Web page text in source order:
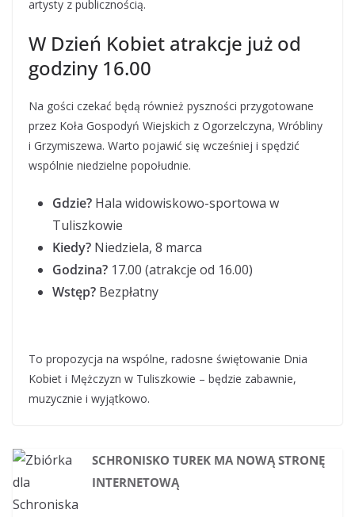
artysty z publicznością.
W Dzień Kobiet atrakcje już od
godziny 16.00
Na gości czekać będą również pyszności przygotowane
przez Koła Gospodyń Wiejskich z Ogorzelczyna, Wróbliny
i Grzymiszewa. Warto pojawić się wcześniej i spędzić
wspólnie niedzielne popołudnie.
Gdzie? Hala widowiskowo-sportowa w
Tuliszkowie
Kiedy? Niedziela, 8 marca
Godzina? 17.00 (atrakcje od 16.00)
Wstęp? Bezpłatny
To propozycja na wspólne, radosne świętowanie Dnia
Kobiet i Mężczyzn w Tuliszkowie – będzie zabawnie,
muzycznie i wyjątkowo.
SCHRONISKO TUREK MA NOWĄ STRONĘ
INTERNETOWĄ